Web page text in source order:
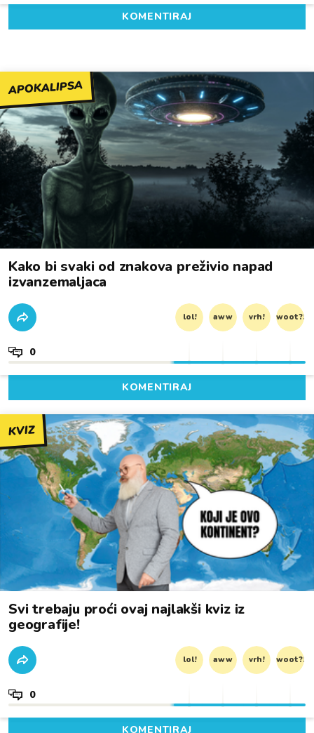
KOMENTIRAJ
APOKALIPSA
Kako bi svaki od znakova preživio napad
izvanzemaljaca
lol! aww vrh! woot?!
0
KOMENTIRAJ
KVIZ
Svi trebaju proći ovaj najlakši kviz iz
geografije!
lol! aww vrh! woot?!
0
KOMENTIRAJ